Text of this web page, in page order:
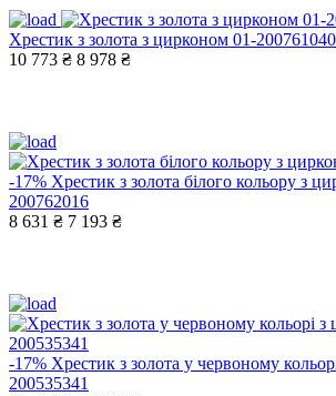
Хрестик з золота з цирконом 01-200761040
10 773 ₴ 8 978 ₴
-17% Хрестик з золота білого кольору з
200762016
8 631 ₴ 7 193 ₴
-17% Хрестик з золота у червоному
200535341